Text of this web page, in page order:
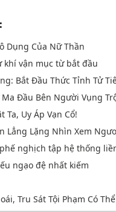
Dụng Của Nữ Thần
khí vận mục từ bắt đầu
Bắt Đầu Thức Tỉnh Tử
Ma Đầu Bên Người Vụng
Ta, Uy Áp Vạn Cổ!
Lẳng Lặng Nhìn Xem
nghịch tập hệ thống
ngạo đệ nhất kiếm
Tru Sát Tội Phạm Có